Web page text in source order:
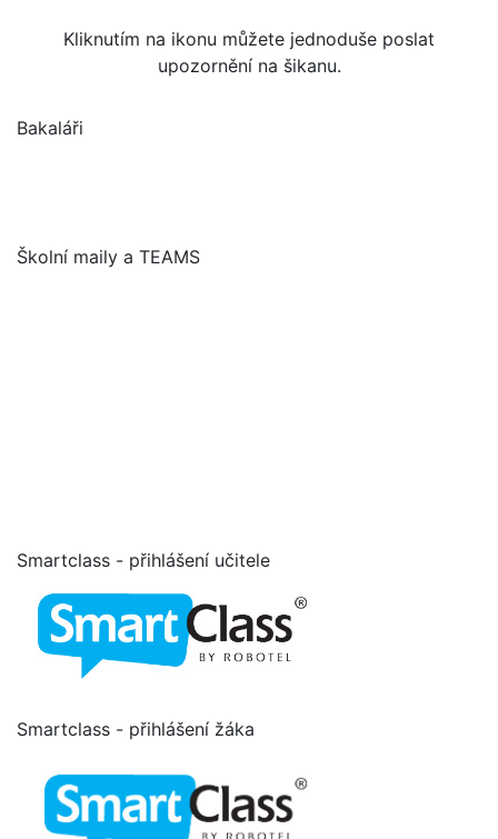
Kliknutím na ikonu můžete jednoduše poslat
upozornění na šikanu.
Bakaláři
Školní maily a TEAMS
Smartclass - přihlášení učitele
Smartclass - přihlášení žáka